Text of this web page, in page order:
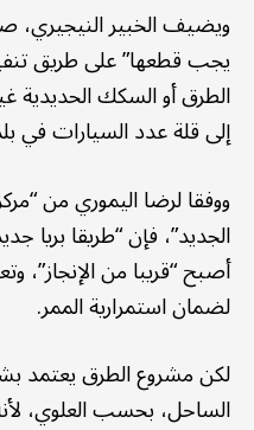
ويضيف الخبير النيجيري،
يجب قطعها” على طريق
الطرق أو السكك الحديدية
إلى قلة عدد السيارات في
ووفقا لرضا اليموري من
الجديد”، فإن “طريقا بريا
أصبح “قريبا من الإنجاز”،
لضمان استمرارية الممر.
لكن مشروع الطرق يعتمد
الساحل، بحسب العلوي،